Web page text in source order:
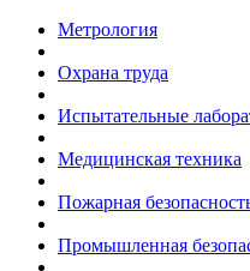
Метрология
Охрана труда
Испытательные
Медицинская техника
Пожарная
Промышленная